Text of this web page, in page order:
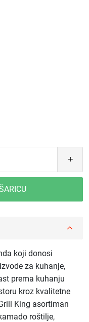
koji donosi
za kuhanje,
prema kuhanju
kroz kvalitetne
King asortiman
roštilje,